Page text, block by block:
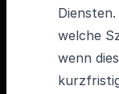
welche
wenn